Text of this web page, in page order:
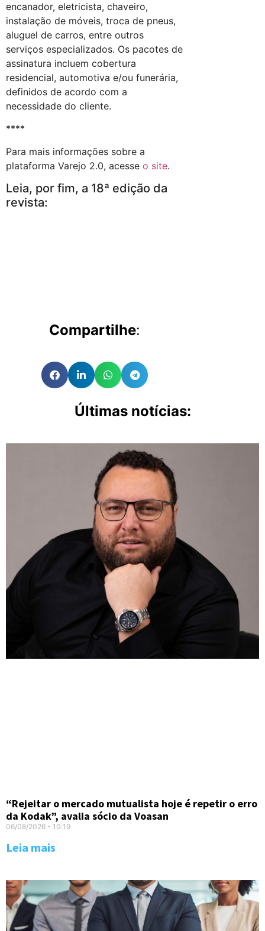
encanador, eletricista, chaveiro,
instalação de móveis, troca de pneus,
aluguel de carros, entre outros
serviços especializados. Os pacotes de
assinatura incluem cobertura
residencial, automotiva e/ou funerária,
definidos de acordo com a
necessidade do cliente.
****
Para mais informações sobre a
plataforma Varejo 2.0, acesse o site.
Leia, por fim, a 18ª edição da
revista:
Compartilhe:
Últimas notícias:
“Rejeitar o mercado mutualista hoje é repetir o erro
da Kodak”, avalia sócio da Voasan
06/08/2026 10:19
Leia mais